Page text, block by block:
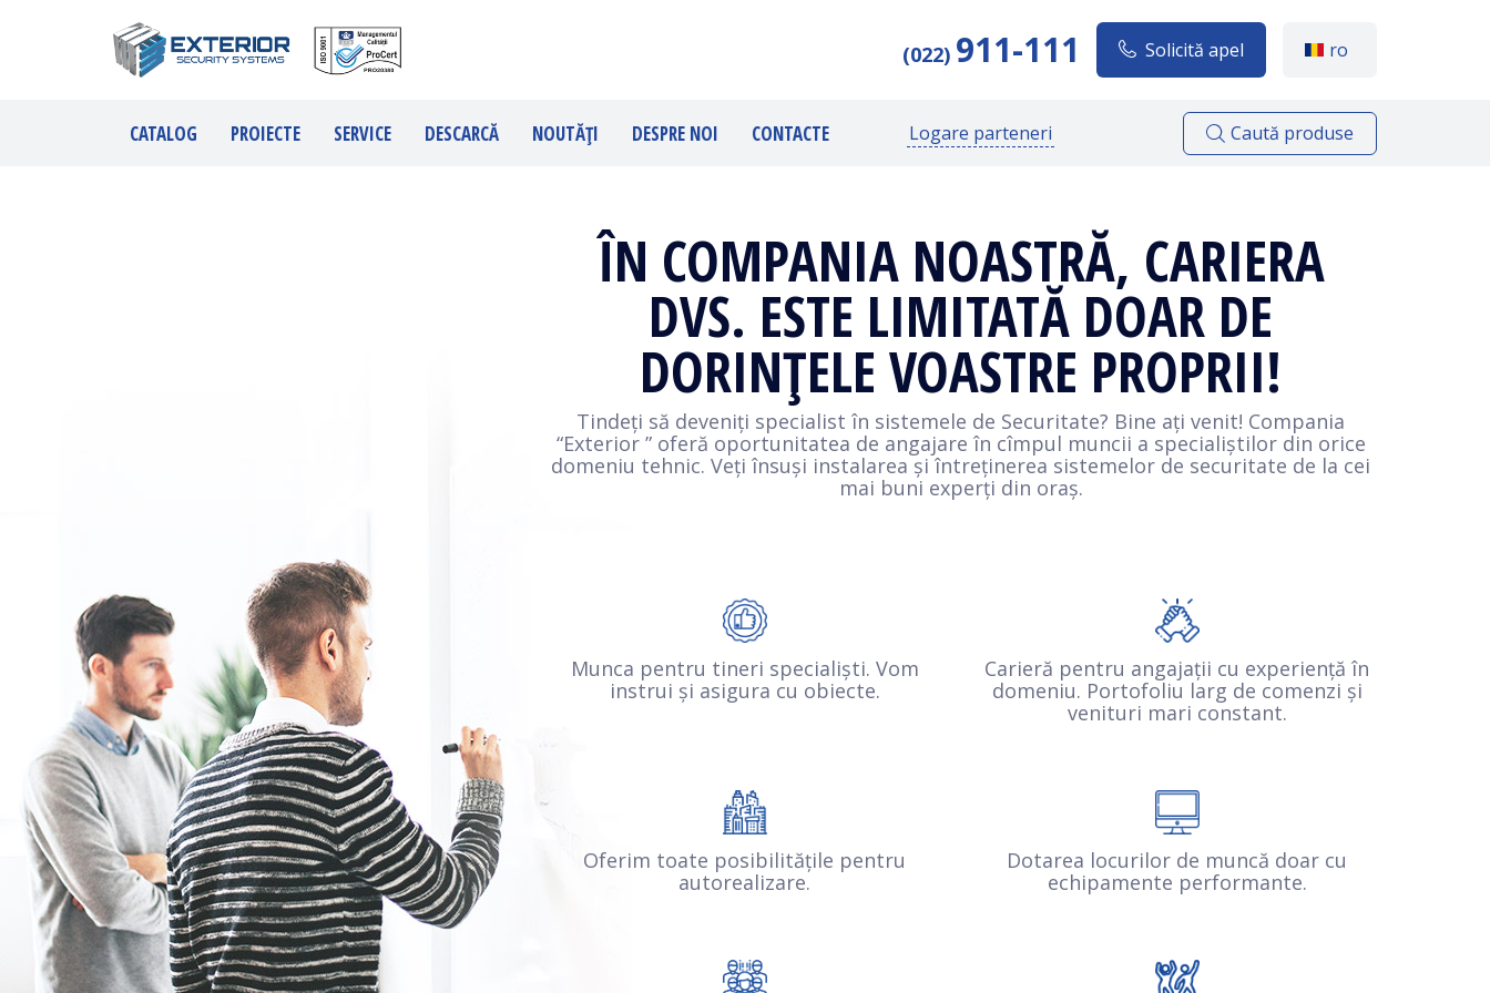
(022) 911-111 Solicită apel ro
CATALOG PROIECTE SERVICE DESCARCĂ NOUTĂȚI DESPRE NOI CONTACTE Logare parteneri Caută produse
ÎN COMPANIA NOASTRĂ, CARIERA
DVS. ESTE LIMITATĂ DOAR DE
DORINȚELE VOASTRE PROPRII!
Tindeți să deveniți specialist în sistemele de Securitate? Bine ați venit! Compania
“Exterior ” oferă oportunitatea de angajare în cîmpul muncii a specialiștilor din orice
domeniu tehnic. Veți însuși instalarea și întreținerea sistemelor de securitate de la cei
mai buni experți din oraș.
Munca pentru tineri specialiști. Vom
instrui și asigura cu obiecte.
Carieră pentru angajații cu experiență în
domeniu. Portofoliu larg de comenzi și
venituri mari constant.
Oferim toate posibilitățile pentru
autorealizare.
Dotarea locurilor de muncă doar cu
echipamente performante.